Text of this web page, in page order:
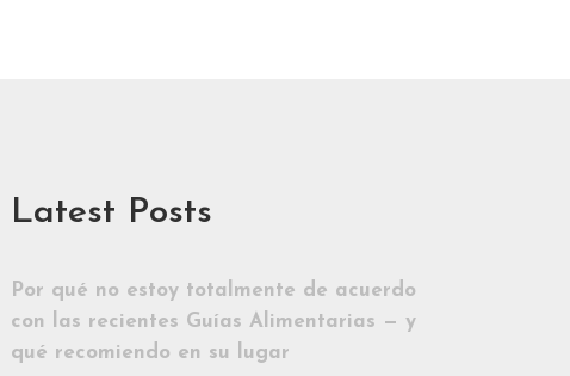
Latest Posts
Por qué no estoy totalmente de acuerdo
con las recientes Guías Alimentarias — y
qué recomiendo en su lugar